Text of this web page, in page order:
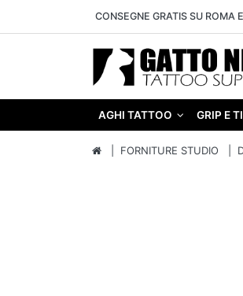
CONSEGNE GRATIS SU ROMA
AGHI TATTOO GRIP E
FORNITURE STUDIO